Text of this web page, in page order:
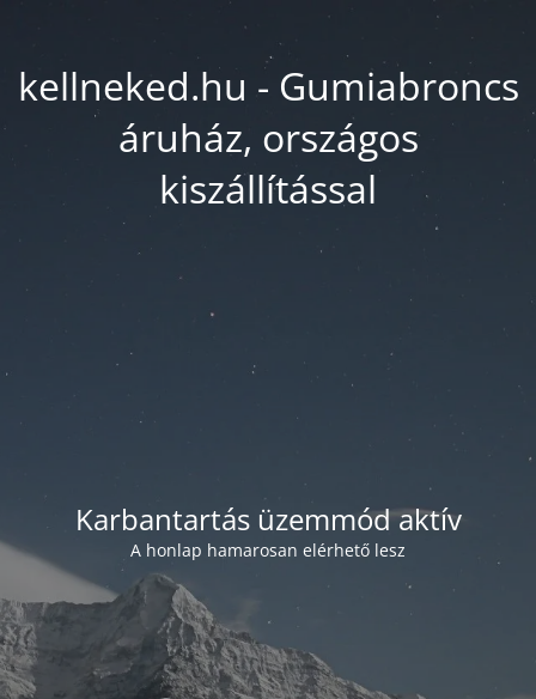
kellneked.hu - Gumiabroncs
áruház, országos
kiszállítással
Karbantartás üzemmód aktív
A honlap hamarosan elérhető lesz